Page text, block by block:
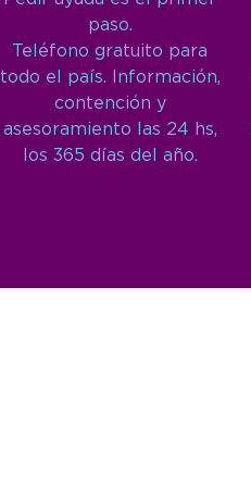
paso.
Teléfono gratuito para
todo el país. Información,
contención y
asesoramiento las 24 hs,
los 365 días del año.